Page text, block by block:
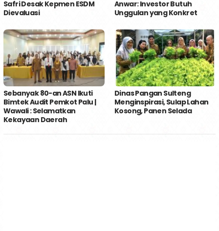
Safri Desak Kepmen ESDM
Dievaluasi
Anwar: Investor Butuh
Unggulan yang Konkret
Sebanyak 80-an ASN Ikuti
Bimtek Audit Pemkot Palu |
Wawali : Selamatkan
Kekayaan Daerah
Dinas Pangan Sulteng
Menginspirasi, Sulap Lahan
Kosong, Panen Selada